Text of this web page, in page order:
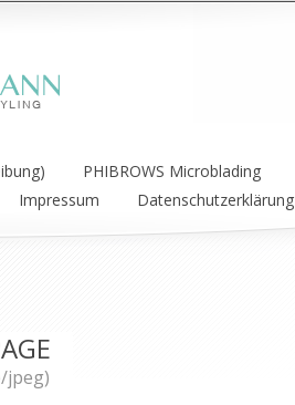
PHIBROWS Microblading
Impressum Datenschutzerklärung
jpeg)